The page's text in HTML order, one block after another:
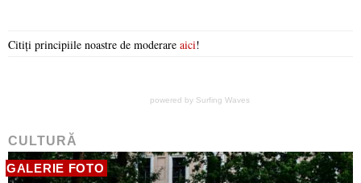
Citiți principiile noastre de moderare aici!
powered by Surfing Waves
CULTURĂ
GALERIE FOTO